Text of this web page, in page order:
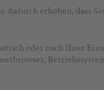
dadurch erhoben, dass
oder nach Ihrer